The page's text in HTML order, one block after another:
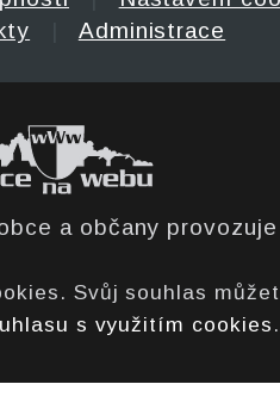
Administrace
a občany
Svůj souhlas
s využitím cookies .